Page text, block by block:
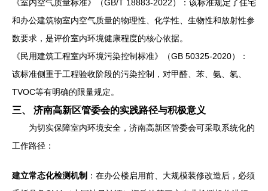
《室内空气质量标准》（GB/T 18883-2022）：该标准规定了住宅
和办公建筑物室内空气质量的物理性、化学性、生物性和放射性参
数要求，是评价室内环境健康程度的核心依据。
《民用建筑工程室内环境污染控制标准》（GB 50325-2020）：
该标准侧重于工程验收阶段的污染控制，对甲醛、苯、氨、氡、
TVOC等有明确的限量规定。
三、 济南高新区管委会的实践路径与积极意义
为切实保障室内环境安全，济南高新区管委会可采取系统化的
工作路径：
建立常态化检测机制 ：在办公楼启用前、大规模装修改造后，必须